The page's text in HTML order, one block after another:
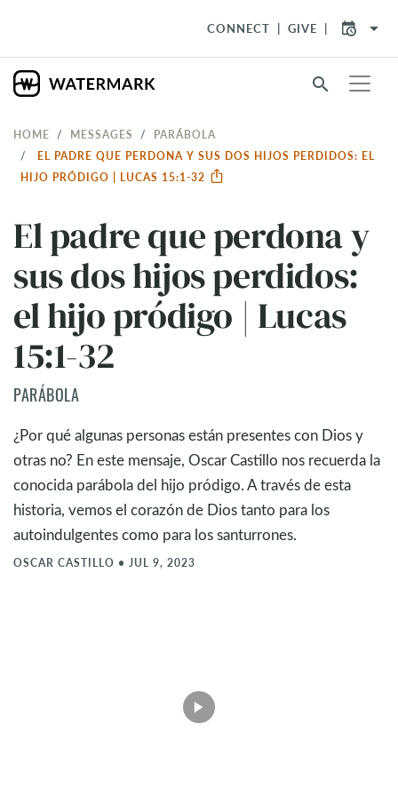
CONNECT GIVE arrow_drop_down
search
HOME MESSAGES
PARÁBOLA
EL PADRE QUE PERDONA Y SUS DOS HIJOS PERDIDOS: EL
HIJO PRÓDIGO | LUCAS 15:1-32
El padre que perdona y
sus dos hijos perdidos:
el hijo pródigo | Lucas
15:1-32
PARÁBOLA
¿Por qué algunas personas están presentes con Dios y
otras no? En este mensaje, Oscar Castillo nos recuerda la
conocida parábola del hijo pródigo. A través de esta
historia, vemos el corazón de Dios tanto para los
autoindulgentes como para los santurrones.
OSCAR CASTILLO • JUL 9, 2023